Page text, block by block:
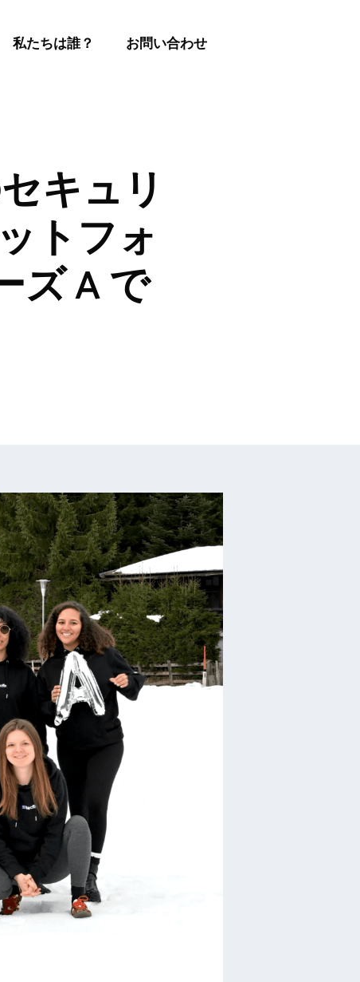
私たちは誰？ お問い合わせ
キュリ
トフォ
ズ A で